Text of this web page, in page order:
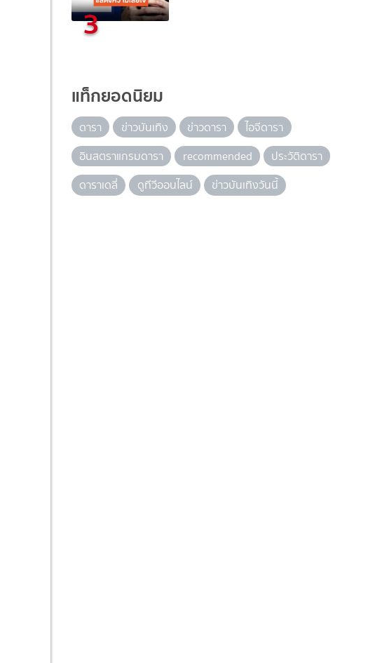
3
แท็กยอดนิยม
ดารา ข่าวบันเทิง ข่าวดารา
ไอจีดารา
อินสตราแกรมดารา
recommended
ประวัติดารา
ดาราเดลี่
ดูทีวีออนไลน์ ข่าวบันเทิงวันนี้